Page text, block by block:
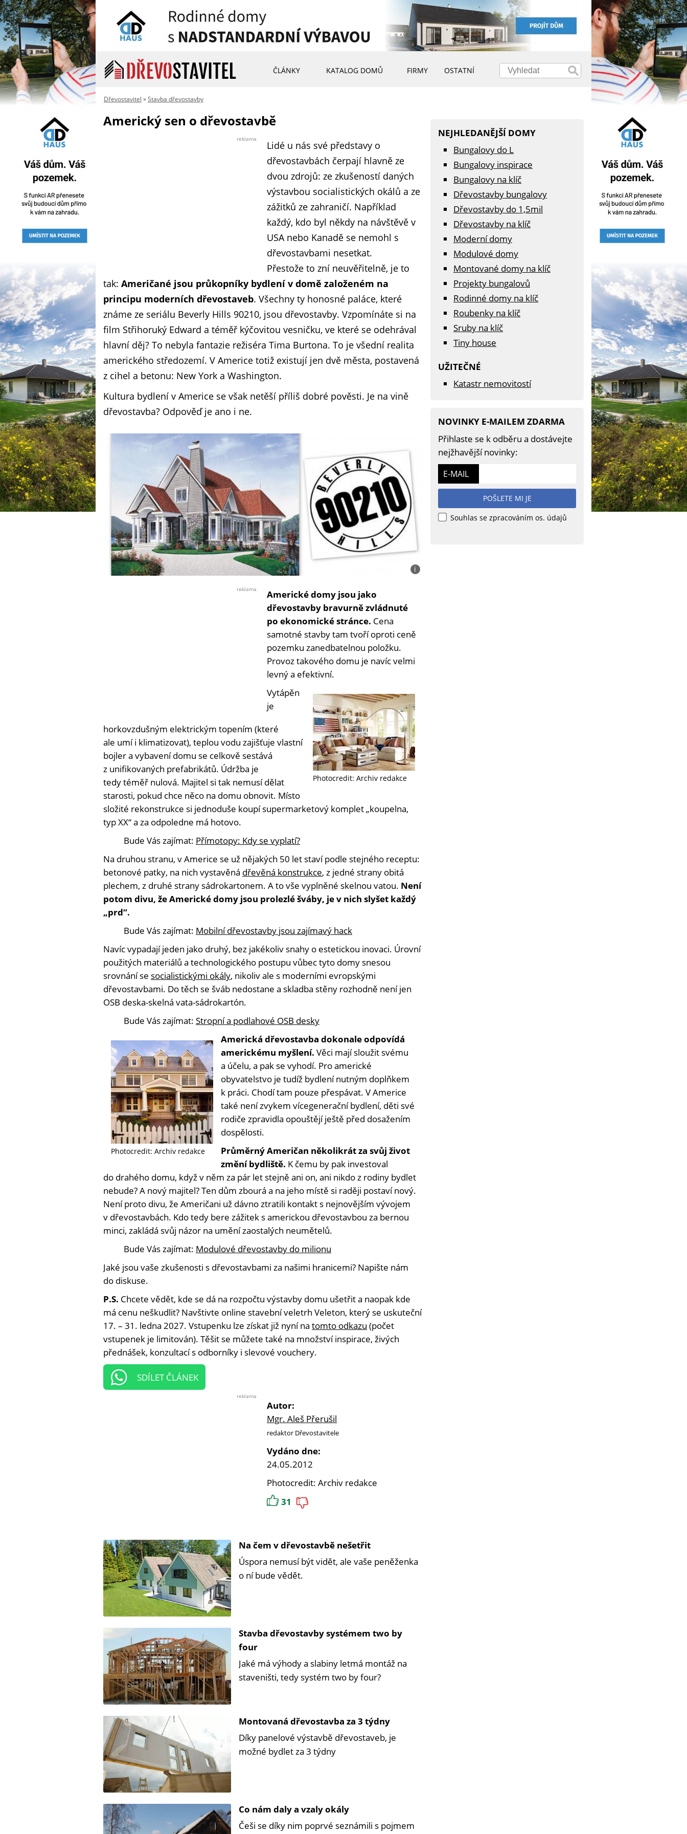
ČLÁNKY KATALOG DOMŮ FIRMY OSTATNÍ
Dřevostavitel »Stavba dřevostavby
Americký sen o dřevostavbě
reklama
Lidé u nás své představy o
dřevostavbách čerpají hlavně ze
dvou zdrojů: ze zkušeností daných
výstavbou socialistických okálů a ze
zážitků ze zahraničí. Například
každý, kdo byl někdy na návštěvě v
USA nebo Kanadě se nemohl s
dřevostavbami nesetkat.
Přestože to zní neuvěřitelně, je to
tak: Američané jsou průkopníky bydlení v domě založeném na
principu moderních dřevostaveb. Všechny ty honosné paláce, které
známe ze seriálu Beverly Hills 90210, jsou dřevostavby. Vzpomínáte si na
film Střihoruký Edward a téměř kýčovitou vesničku, ve které se odehrával
hlavní děj? To nebyla fantazie režiséra Tima Burtona. To je všední realita
amerického středozemí. V Americe totiž existují jen dvě města, postavená
z cihel a betonu: New York a Washington.
Kultura bydlení v Americe se však netěší příliš dobré pověsti. Je na vině
dřevostavba? Odpověď je ano i ne.
i
reklama
Americké domy jsou jako
dřevostavby bravurně zvládnuté
po ekonomické stránce. Cena
samotné stavby tam tvoří oproti ceně
pozemku zanedbatelnou položku.
Provoz takového domu je navíc velmi
levný a efektivní.
Photocredit: Archiv redakce
Vytápěn
je
horkovzdušným elektrickým topením (které
ale umí i klimatizovat), teplou vodu zajišťuje vlastní
bojler a vybavení domu se celkově sestává
z unifikovaných prefabrikátů. Údržba je
tedy téměř nulová. Majitel si tak nemusí dělat
starosti, pokud chce něco na domu obnovit. Místo
složité rekonstrukce si jednoduše koupí supermarketový komplet „koupelna,
typ XX“ a za odpoledne má hotovo.
Bude Vás zajímat: Přímotopy: Kdy se vyplatí?
Na druhou stranu, v Americe se už nějakých 50 let staví podle stejného receptu:
betonové patky, na nich vystavěná dřevěná konstrukce, z jedné strany obitá
plechem, z druhé strany sádrokartonem. A to vše vyplněné skelnou vatou. Není
potom divu, že Americké domy jsou prolezlé šváby, je v nich slyšet každý
„prd“.
Bude Vás zajímat: Mobilní dřevostavby jsou zajímavý hack
Navíc vypadají jeden jako druhý, bez jakékoliv snahy o estetickou inovaci. Úrovní
použitých materiálů a technologického postupu vůbec tyto domy snesou
srovnání se socialistickými okály, nikoliv ale s moderními evropskými
dřevostavbami. Do těch se šváb nedostane a skladba stěny rozhodně není jen
OSB deska-skelná vata-sádrokartón.
Bude Vás zajímat: Stropní a podlahové OSB desky
Photocredit: Archiv redakce
Americká dřevostavba dokonale odpovídá
americkému myšlení. Věci mají sloužit svému
a účelu, a pak se vyhodí. Pro americké
obyvatelstvo je tudíž bydlení nutným doplňkem
k práci. Chodí tam pouze přespávat. V Americe
také není zvykem vícegenerační bydlení, děti své
rodiče zpravidla opouštějí ještě před dosažením
dospělosti.
Průměrný Američan několikrát za svůj život
změní bydliště. K čemu by pak investoval
do drahého domu, když v něm za pár let stejně ani on, ani nikdo z rodiny bydlet
nebude? A nový majitel? Ten dům zbourá a na jeho místě si raději postaví nový.
Není proto divu, že Američani už dávno ztratili kontakt s nejnovějším vývojem
v dřevostavbách. Kdo tedy bere zážitek s americkou dřevostavbou za bernou
minci, zakládá svůj názor na umění zaostalých neumětelů.
Bude Vás zajímat: Modulové dřevostavby do milionu
Jaké jsou vaše zkušenosti s dřevostavbami za našimi hranicemi? Napište nám
do diskuse.
P.S. Chcete vědět, kde se dá na rozpočtu výstavby domu ušetřit a naopak kde
má cenu neškudlit? Navštivte online stavební veletrh Veleton, který se uskuteční
17. – 31. ledna 2027. Vstupenku lze získat již nyní na tomto odkazu (počet
vstupenek je limitován). Těšit se můžete také na množství inspirace, živých
přednášek, konzultací s odborníky i slevové vouchery.
SDÍLET ČLÁNEK
reklama
Autor:
Mgr. Aleš Přerušil
redaktor Dřevostavitele
Vydáno dne:
24.05.2012
Photocredit: Archiv redakce
31
Na čem v dřevostavbě nešetřit
Úspora nemusí být vidět, ale vaše peněženka
o ní bude vědět.
Stavba dřevostavby systémem two by
four
Jaké má výhody a slabiny letmá montáž na
staveništi, tedy systém two by four?
Montovaná dřevostavba za 3 týdny
Díky panelové výstavbě dřevostaveb, je
možné bydlet za 3 týdny
Co nám daly a vzaly okály
Češi se díky nim poprvé seznámili s pojmem
NEJHLEDANĚJŠÍ DOMY
Bungalovy do L
Bungalovy inspirace
Bungalovy na klíč
Dřevostavby bungalovy
Dřevostavby do 1,5mil
Dřevostavby na klíč
Moderní domy
Modulové domy
Montované domy na klíč
Projekty bungalovů
Rodinné domy na klíč
Roubenky na klíč
Sruby na klíč
Tiny house
UŽITEČNÉ
Katastr nemovitostí
NOVINKY E-MAILEM ZDARMA
Přihlaste se k odběru a dostávejte
nejžhavější novinky:
E-MAIL
POŠLETE MI JE
Souhlas se zpracováním os. údajů